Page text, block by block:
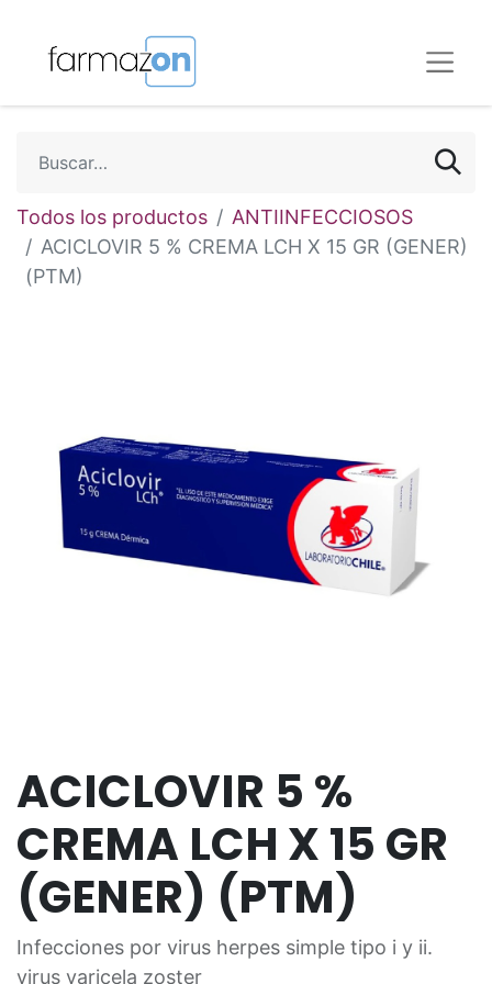
Todos los productos
ANTIINFECCIOSOS
ACICLOVIR 5 % CREMA LCH X 15 GR (GENER)
(PTM)
ACICLOVIR 5 %
CREMA LCH X 15 GR
(GENER) (PTM)
Infecciones por virus herpes simple tipo i y ii.
virus varicela zoster